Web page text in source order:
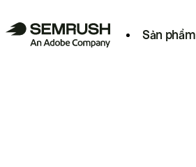
Sản phẩm